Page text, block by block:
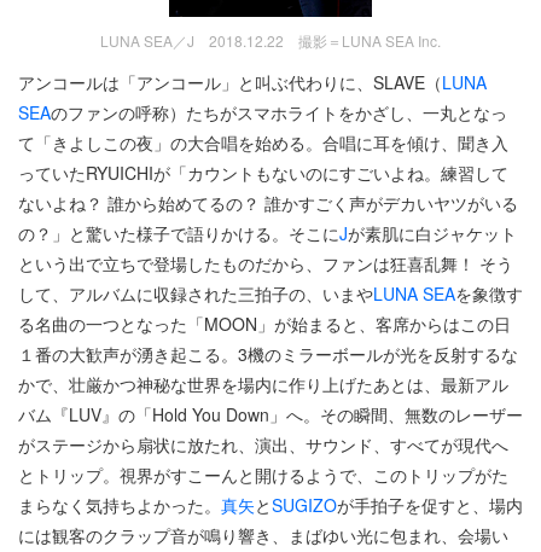
LUNA SEA／J 2018.12.22 撮影＝LUNA SEA Inc.
アンコールは「アンコール」と叫ぶ代わりに、SLAVE（LUNA
SEAのファンの呼称）たちがスマホライトをかざし、一丸となっ
て「きよしこの夜」の大合唱を始める。合唱に耳を傾け、聞き入
っていたRYUICHIが「カウントもないのにすごいよね。練習して
ないよね？ 誰から始めてるの？ 誰かすごく声がデカいヤツがいる
の？」と驚いた様子で語りかける。そこにJが素肌に白ジャケット
という出で立ちで登場したものだから、ファンは狂喜乱舞！ そう
して、アルバムに収録された三拍子の、いまやLUNA SEAを象徴す
る名曲の一つとなった「MOON」が始まると、客席からはこの日
１番の大歓声が湧き起こる。3機のミラーボールが光を反射するな
かで、壮厳かつ神秘な世界を場内に作り上げたあとは、最新アル
バム『LUV』の「Hold You Down」へ。その瞬間、無数のレーザー
がステージから扇状に放たれ、演出、サウンド、すべてが現代へ
とトリップ。視界がすこーんと開けるようで、このトリップがた
まらなく気持ちよかった。 真矢とSUGIZOが手拍子を促すと、場内
には観客のクラップ音が鳴り響き、まばゆい光に包まれ、会場い